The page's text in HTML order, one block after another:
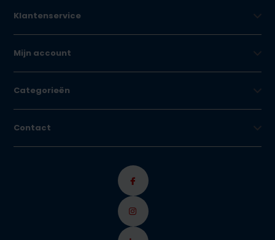
Klantenservice
Mijn account
Categorieën
Contact